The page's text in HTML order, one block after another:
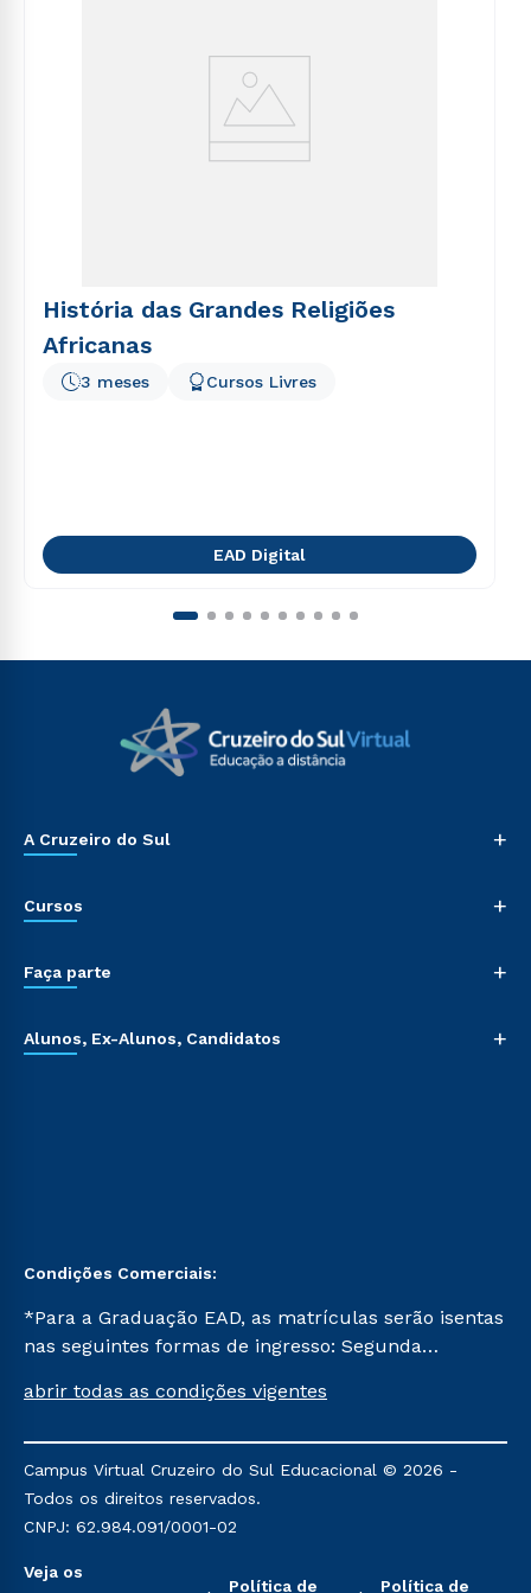
História das Grandes Religiões
Africanas
3 meses Cursos Livres
EAD Digital
A Cruzeiro do Sul +
Cursos +
Faça parte +
Alunos, Ex-Alunos, Candidatos +
Condições Comerciais:
*Para a Graduação EAD, as matrículas serão isentas
nas seguintes formas de ingresso: Segunda
Já para as demais, a taxa de matrícula será de R$
mencionadas são referentes aos cursos: Ensino
Religioso, Geografia para a Docência e Metodologia
do Ensino de História: Questões Atuais.
abrir todas as condições vigentes
Campus Virtual Cruzeiro do Sul Educacional © 2026 -
Todos os direitos reservados.
CNPJ: 62.984.091/0001-02
Veja os
Política de Política de